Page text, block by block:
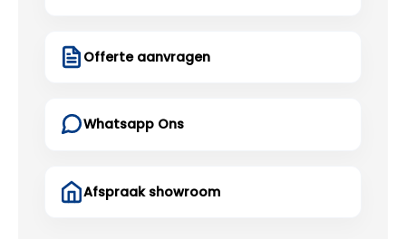
Offerte aanvragen
Whatsapp Ons
Afspraak showroom